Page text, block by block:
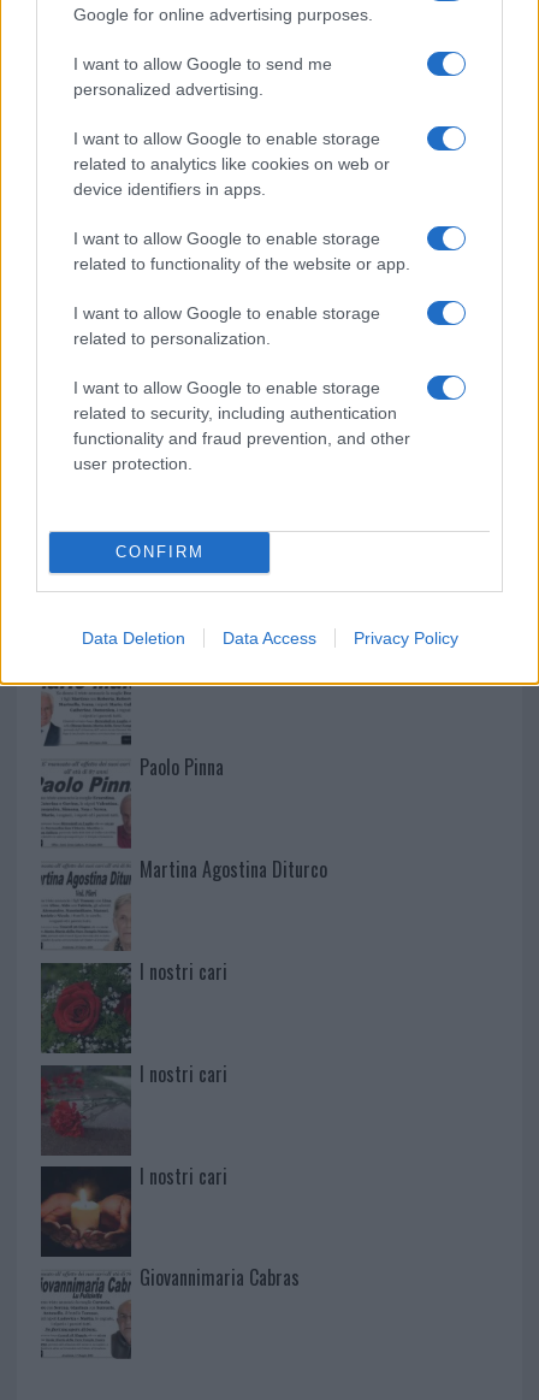
Google for online advertising purposes.
I want to allow Google to send me
personalized advertising.
I want to allow Google to enable storage
related to analytics like cookies on web or
device identifiers in apps.
I want to allow Google to enable storage
related to functionality of the website or app.
I want to allow Google to enable storage
related to personalization.
I want to allow Google to enable storage
related to security, including authentication
functionality and fraud prevention, and other
user protection.
CONFIRM
Data Deletion Data Access Privacy Policy
A fuoco un deposito con bombole, intervento dei
vigili del fuoco a Rudalza
Ristorante distrutto dalle fiamme a La
Maddalena, incendio a Monti d’à rena
Le previsioni meteo per il weekend a Olbia e in
NECROLOGIE
Paolo Pinna
Martina Agostina Diturco
I nostri cari
I nostri cari
I nostri cari
Giovannimaria Cabras